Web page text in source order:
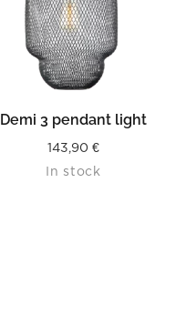
Demi 3 pendant light
143,90 €
In stock